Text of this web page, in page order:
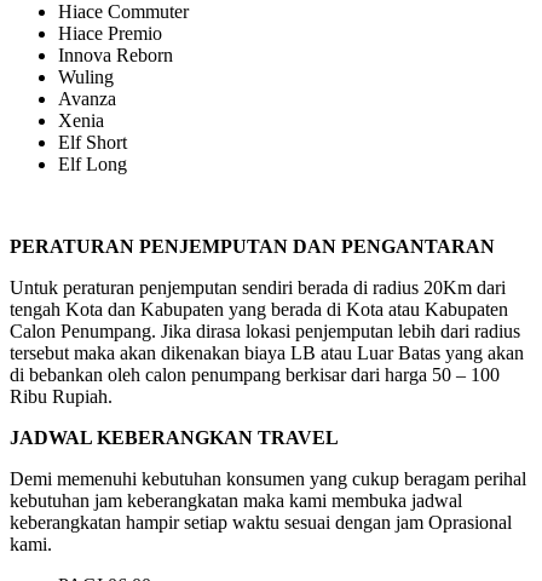
Hiace Commuter
Hiace Premio
Innova Reborn
Wuling
Avanza
Xenia
Elf Short
Elf Long
PERATURAN PENJEMPUTAN DAN PENGANTARAN
Untuk peraturan penjemputan sendiri berada di radius 20Km dari
tengah Kota dan Kabupaten yang berada di Kota atau Kabupaten
Calon Penumpang. Jika dirasa lokasi penjemputan lebih dari radius
tersebut maka akan dikenakan biaya LB atau Luar Batas yang akan
di bebankan oleh calon penumpang berkisar dari harga 50 – 100
Ribu Rupiah.
JADWAL KEBERANGKAN TRAVEL
Demi memenuhi kebutuhan konsumen yang cukup beragam perihal
kebutuhan jam keberangkatan maka kami membuka jadwal
keberangkatan hampir setiap waktu sesuai dengan jam Oprasional
kami.